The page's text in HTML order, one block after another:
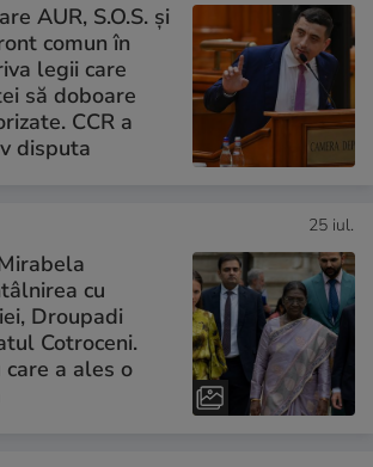
AUR, S.O.S. și
comun în
legii care
să doboare
CCR a
disputa
25 iul.
cu
Droupadi
Cotroceni.
a ales o